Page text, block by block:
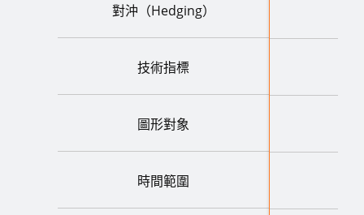
對沖（Hedging）
技術指標
圖形對象
時間範圍